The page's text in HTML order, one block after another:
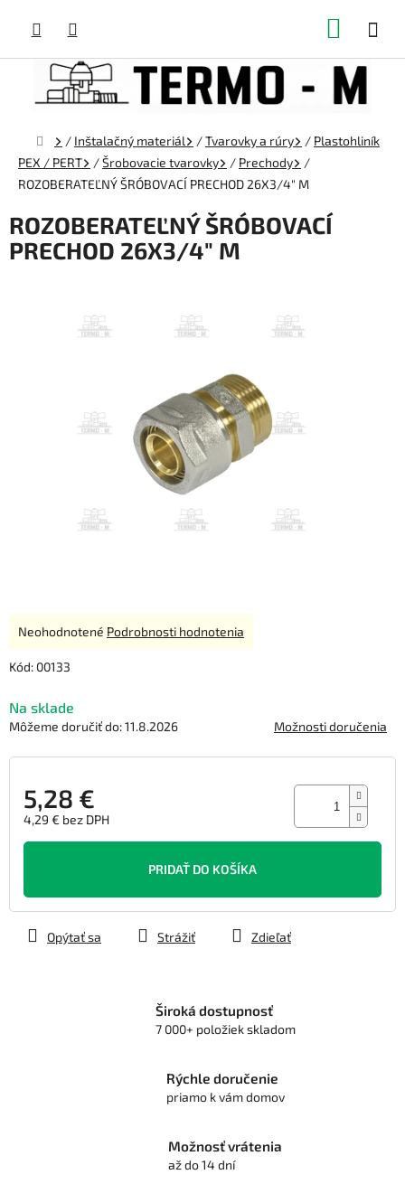
obsah
Domov
/ Inštalačný materiál /Tvarovky a rúry / Plastohliník
PEX / PERT
/Šrobovacie tvarovky / Prechody
/
ROZOBERATEĽNÝ ŠRÓBOVACÍ PRECHOD 26X3/4" M
ROZOBERATEĽNÝ ŠRÓBOVACÍ
PRECHOD 26X3/4" M
Kód: 00133
Na sklade
Môžeme doručiť do:11.8.2026 Možnosti doručenia
5,28 €
4,29 € bez DPH
Jednotková
PRIDAŤ DO KOŠÍKA
Opýtať sa Strážiť Zdieľať
Priemerné
produktu
z
5
Neohodnotené Podrobnosti hodnotenia
Široká dostupnosť
7 000+ položiek skladom
Rýchle doručenie
priamo k vám domov
Možnosť vrátenia
až do 14 dní